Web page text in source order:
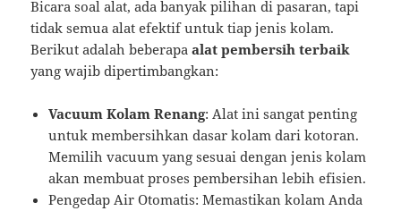
Bicara soal alat, ada banyak pilihan di pasaran, tapi
tidak semua alat efektif untuk tiap jenis kolam.
Berikut adalah beberapaalat pembersih terbaik
yang wajib dipertimbangkan:
Vacuum Kolam Renang: Alat ini sangat penting
untuk membersihkan dasar kolam dari kotoran.
Memilih vacuum yang sesuai dengan jenis kolam
akan membuat proses pembersihan lebih efisien.
Pengedap Air Otomatis: Memastikan kolam Anda